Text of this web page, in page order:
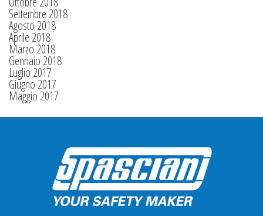
Settembre 2018
Agosto 2018
Aprile 2018
Marzo 2018
Gennaio 2018
Luglio 2017
Giugno 2017
Maggio 2017